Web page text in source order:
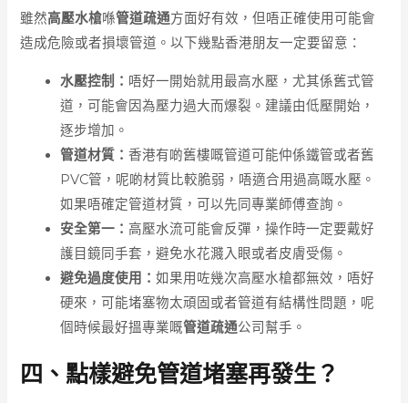
雖然高壓水槍喺管道疏通方面好有效，但唔正確使用可能會
造成危險或者損壞管道。以下幾點香港朋友一定要留意：
水壓控制： 唔好一開始就用最高水壓，尤其係舊式管
道，可能會因為壓力過大而爆裂。建議由低壓開始，
逐步增加。
管道材質：香港有啲舊樓嘅管道可能仲係鐵管或者舊
PVC管，呢啲材質比較脆弱，唔適合用過高嘅水壓。
如果唔確定管道材質，可以先同專業師傅查詢。
安全第一： 高壓水流可能會反彈，操作時一定要戴好
護目鏡同手套，避免水花濺入眼或者皮膚受傷。
避免過度使用：如果用咗幾次高壓水槍都無效，唔好
硬來，可能堵塞物太頑固或者管道有結構性問題，呢
個時候最好搵專業嘅管道疏通公司幫手。
四、點樣避免管道堵塞再發生？